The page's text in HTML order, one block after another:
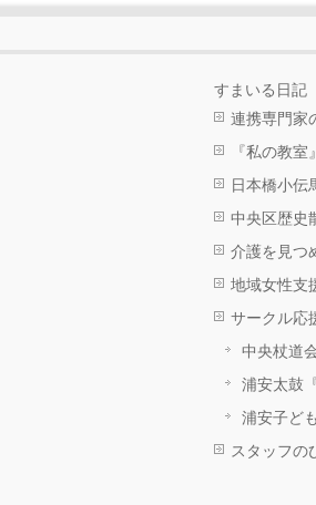
すまいる日記
連携専門家
『私の教室』
日本橋小伝
中央区歴史
介護を見つ
地域女性支
サークル応
中央杖道
浦安太鼓
浦安子ど
スタッフの